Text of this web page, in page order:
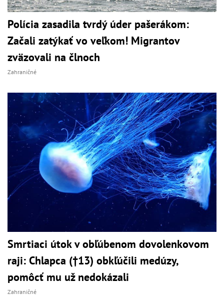
Polícia zasadila tvrdý úder pašerákom:
Začali zatýkať vo veľkom! Migrantov
zväzovali na člnoch
Zahraničné
Smrtiaci útok v obľúbenom dovolenkovom
raji: Chlapca (†13) obkľúčili medúzy,
pomôcť mu už nedokázali
Zahraničné